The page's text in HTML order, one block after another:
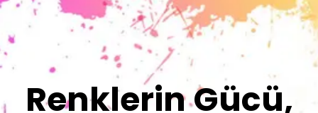
Renklerimiz
Sizin İmzanız
Olsun